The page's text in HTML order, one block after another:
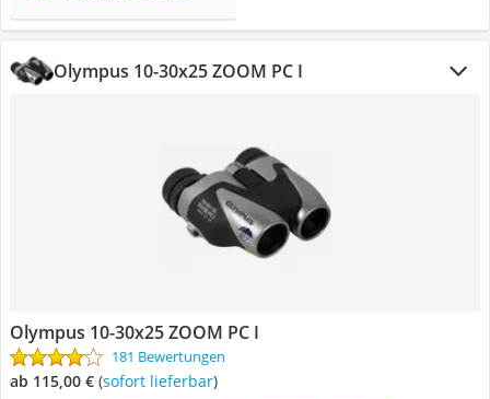
Olympus 10-30x25 ZOOM PC I
Olympus 10-30x25 ZOOM PC I
181 Bewertungen
ab 115,00 € ( Sofort lieferbar)